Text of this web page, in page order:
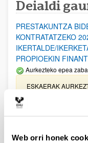
Web orri honek
Deialdi
PRESTAKUNTZA
KONTRATATZEKO
IKERTALDE/
PROPIOEKIN
Aurkezteko epea
ESKAERAK
UPV/EHUn